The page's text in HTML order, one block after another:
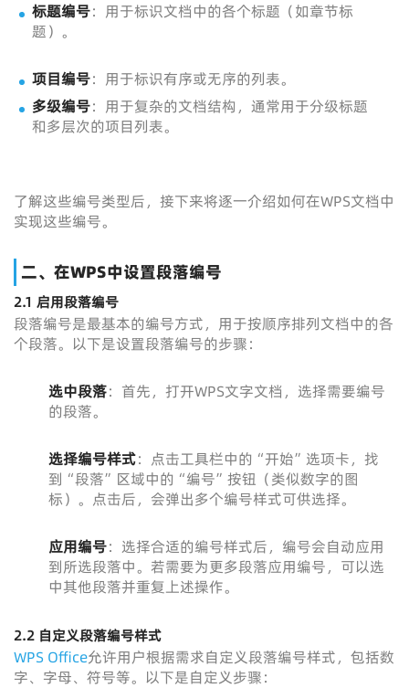
标题编号：用于标识文档中的各个标题（如章节标
题）。
项目编号：用于标识有序或无序的列表。
多级编号：用于复杂的文档结构，通常用于分级标题
和多层次的项目列表。
了解这些编号类型后，接下来将逐一介绍如何在WPS文档中
实现这些编号。
二、在WPS中设置段落编号
2.1 启用段落编号
段落编号是最基本的编号方式，用于按顺序排列文档中的各
个段落。以下是设置段落编号的步骤：
选中段落：首先，打开WPS文字文档，选择需要编号
的段落。
选择编号样式：点击工具栏中的“开始”选项卡，找
到“段落”区域中的“编号”按钮（类似数字的图
标）。点击后，会弹出多个编号样式可供选择。
应用编号：选择合适的编号样式后，编号会自动应用
到所选段落中。若需要为更多段落应用编号，可以选
中其他段落并重复上述操作。
2.2 自定义段落编号样式
WPS Office允许用户根据需求自定义段落编号样式，包括数
字、字母、符号等。以下是自定义步骤：